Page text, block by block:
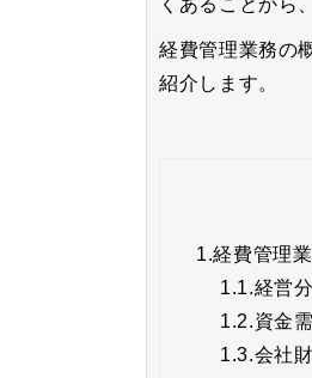
経費管理業務の
紹介します。
1.経費管理
1.1.経営
1.2.資金
1.3.会社